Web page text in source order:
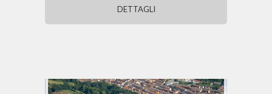
DETTAGLI